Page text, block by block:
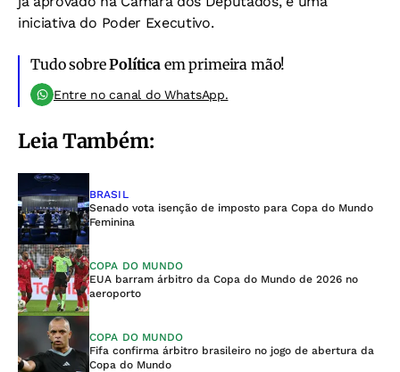
iniciativa do Poder Executivo.
Tudo sobrePolítica em primeira mão!
Entre no canal do WhatsApp.
Leia Também:
BRASIL
Senado vota isenção de imposto para Copa do Mundo
Feminina
COPA DO MUNDO
EUA barram árbitro da Copa do Mundo de 2026 no
aeroporto
COPA DO MUNDO
Fifa confirma árbitro brasileiro no jogo de abertura da
Copa do Mundo